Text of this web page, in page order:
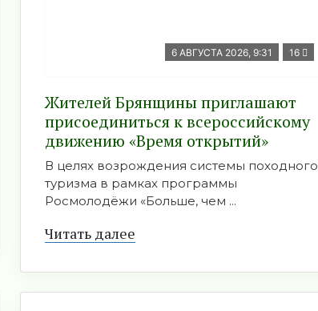
6 АВГУСТА 2026, 9:31 16
Жителей Брянщины приглашают
присоединиться к всероссийскому
движению «Время открытий»
В целях возрождения системы походного
туризма в рамках программы
Росмолодёжи «Больше, чем ...
Читать далее